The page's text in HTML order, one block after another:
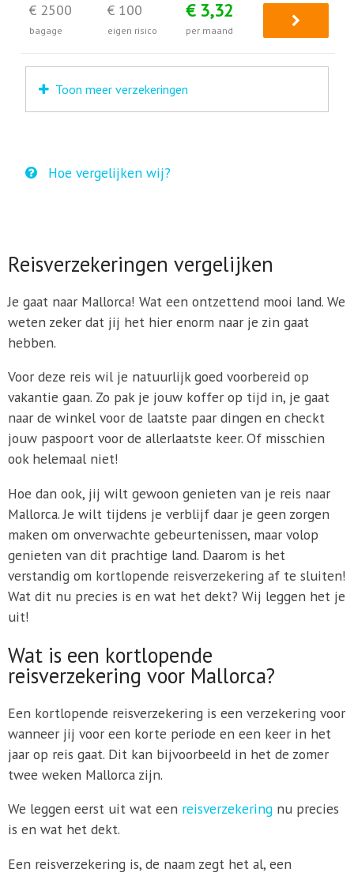
€ 2500
bagage
€ 100
eigen risico
€ 3,32
per maand
Toon meer verzekeringen
Hoe vergelijken wij?
Reisverzekeringen vergelijken
Je gaat naar Mallorca! Wat een ontzettend mooi land. We
weten zeker dat jij het hier enorm naar je zin gaat
hebben.
Voor deze reis wil je natuurlijk goed voorbereid op
vakantie gaan. Zo pak je jouw koffer op tijd in, je gaat
naar de winkel voor de laatste paar dingen en checkt
jouw paspoort voor de allerlaatste keer. Of misschien
ook helemaal niet!
Hoe dan ook, jij wilt gewoon genieten van je reis naar
Mallorca. Je wilt tijdens je verblijf daar je geen zorgen
maken om onverwachte gebeurtenissen, maar volop
genieten van dit prachtige land. Daarom is het
verstandig om kortlopende reisverzekering af te sluiten!
Wat dit nu precies is en wat het dekt? Wij leggen het je
uit!
Wat is een kortlopende
reisverzekering voor Mallorca?
Een kortlopende reisverzekering is een verzekering voor
wanneer jij voor een korte periode en een keer in het
jaar op reis gaat. Dit kan bijvoorbeeld in het de zomer
twee weken Mallorca zijn.
We leggen eerst uit wat een reisverzekeringnu precies
is en wat het dekt.
Een reisverzekering is, de naam zegt het al, een